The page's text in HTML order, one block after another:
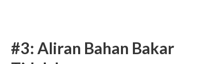
#3: Aliran Bahan Bakar